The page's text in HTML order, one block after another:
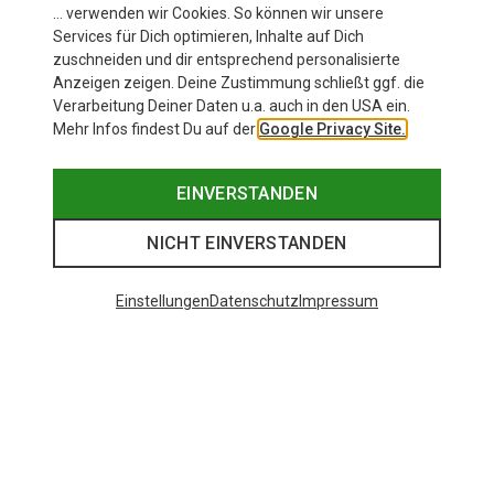
Arnold
Ladekabel-Befestigung ein
bisschen besser halten könnte.
Für mich sind das aber beides
Nebensächlichkeiten, da ich
primär eine schnell einsatzbereite
Uhr mit wenig Gewicht und exakter
Datenaufzeichnung gesucht habe.
Genau diese Wünsche erfüllt die
Run mit Bravour!
Mehr anzeigen Bergzeit Kunde
Höhenmessung
es bei der
im deutlich
Bereich. Trainings
noch genauer
… verwenden wir Cookies. So können wir unsere
Services für Dich optimieren, Inhalte auf Dich
zuschneiden und dir entsprechend personalisierte
Anzeigen zeigen. Deine Zustimmung schließt ggf. die
Verarbeitung Deiner Daten u.a. auch in den USA ein.
Mehr Infos findest Du auf der Google Privacy Site.
EINVERSTANDEN
NICHT EINVERSTANDEN
EinstellungenDatenschutz Impressum